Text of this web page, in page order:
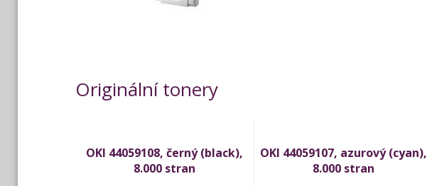
Originální tonery
OKI 44059108, černý (black),
8.000 stran
OKI 44059107, azurový (cyan),
8.000 stran